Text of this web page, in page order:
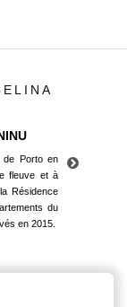
Porto en
fleuve et à
Résidence
du
en 2015.
fleuve et à
Résidence